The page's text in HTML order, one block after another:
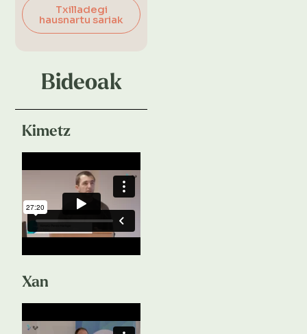
Txilladegi
hausnartu sariak
Bideoak
Kimetz
Xan